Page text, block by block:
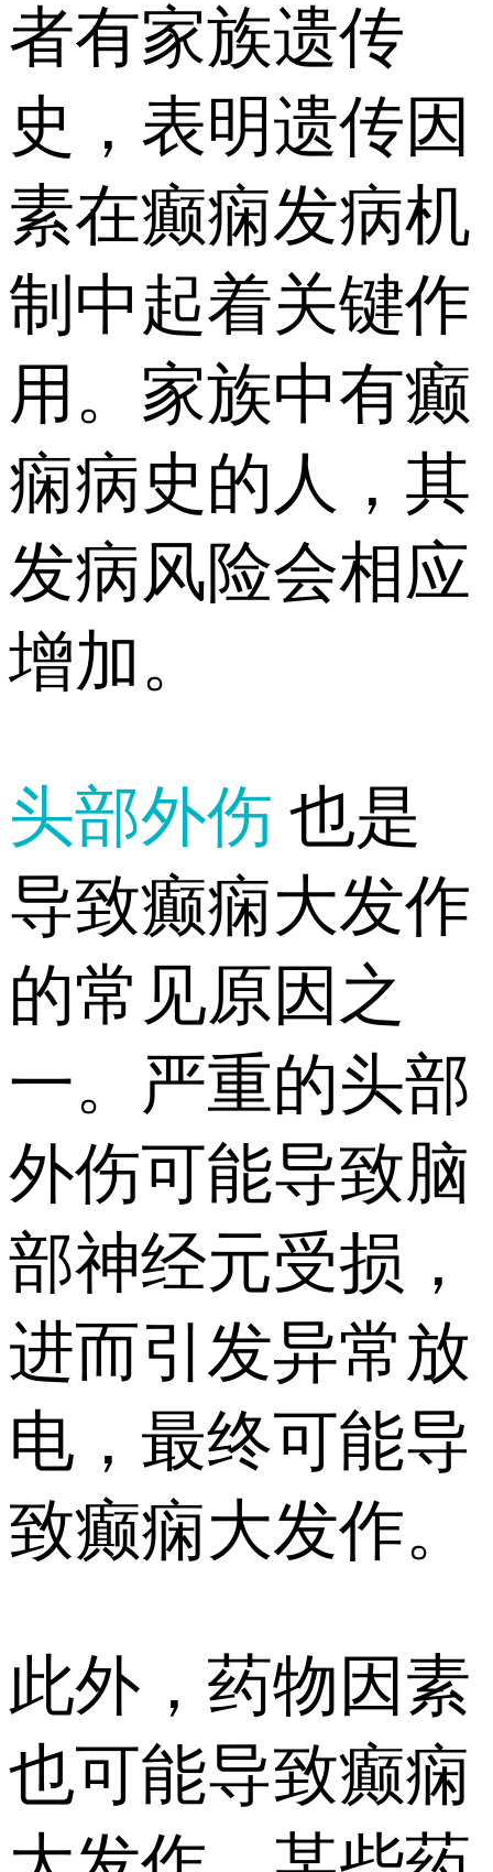
者有家族遗传
史，表明遗传因
素在癫痫发病机
制中起着关键作
用。家族中有癫
痫病史的人，其
发病风险会相应
增加。
头部外伤 也是
导致癫痫大发作
的常见原因之
一。严重的头部
外伤可能导致脑
部神经元受损，
进而引发异常放
电，最终可能导
致癫痫大发作。
此外，药物因素
也可能导致癫痫